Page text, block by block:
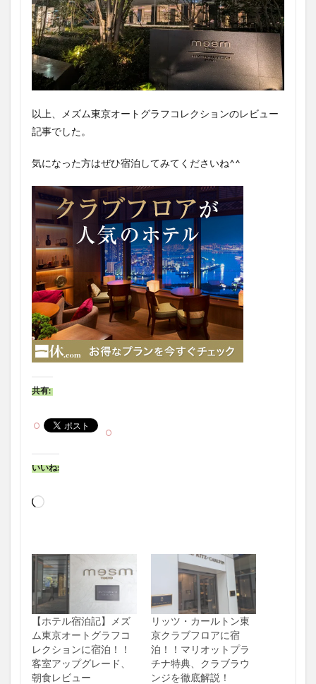
以上、メズム東京オートグラフコレクションのレビュー
記事でした。
気になった方はぜひ宿泊してみてくださいね^^
共有:
いいね:
読
み
中…
【ホテル宿泊記】メズ
ム東京オートグラフコ
レクションに宿泊！！
客室アップグレード、
朝食レビュー
リッツ・カールトン東
京クラブフロアに宿
泊！！マリオットプラ
チナ特典、クラブラウ
ンジを徹底解説！